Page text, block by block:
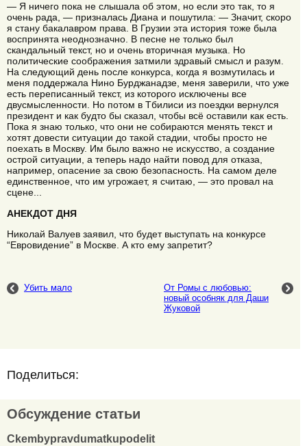
— Я ничего пока не слышала об этом, но если это так, то я
очень рада, — призналась Диана и пошутила: — Значит, скоро
я стану бакалавром права. В Грузии эта история тоже была
воспринята неоднозначно. В песне не только был
скандальный текст, но и очень вторичная музыка. Но
политические соображения затмили здравый смысл и разум.
На следующий день после конкурса, когда я возмутилась и
меня поддержала Нино Бурджанадзе, меня заверили, что уже
есть переписанный текст, из которого исключены все
двусмысленности. Но потом в Тбилиси из поездки вернулся
президент и как будто бы сказал, чтобы всё оставили как есть.
Пока я знаю только, что они не собираются менять текст и
хотят довести ситуации до такой стадии, чтобы просто не
поехать в Москву. Им было важно не искусство, а создание
острой ситуации, а теперь надо найти повод для отказа,
например, опасение за свою безопасность. На самом деле
единственное, что им угрожает, я считаю, — это провал на
сцене...
АНЕКДОТ ДНЯ
Николай Валуев заявил, что будет выступать на конкурсе
“Евровидение” в Москве. А кто ему запретит?
Убить мало
От Ромы с любовью:
новый особняк для Даши
Жуковой
Поделиться:
Обсуждение статьи
Ckembypravdumatkupodelit